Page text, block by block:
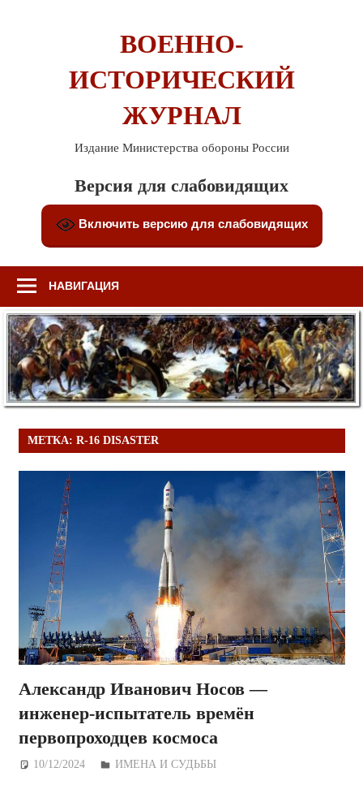
ВОЕННО-
ИСТОРИЧЕСКИЙ
ЖУРНАЛ
Издание Министерства обороны России
Версия для слабовидящих
Включить версию для слабовидящих
НАВИГАЦИЯ
МЕТКА: R-16 DISASTER
Александр Иванович Носов —
инженер-испытатель времён
первопроходцев космоса
10/12/2024 Дежурный по Редакции
ИМЕНА И СУДЬБЫ